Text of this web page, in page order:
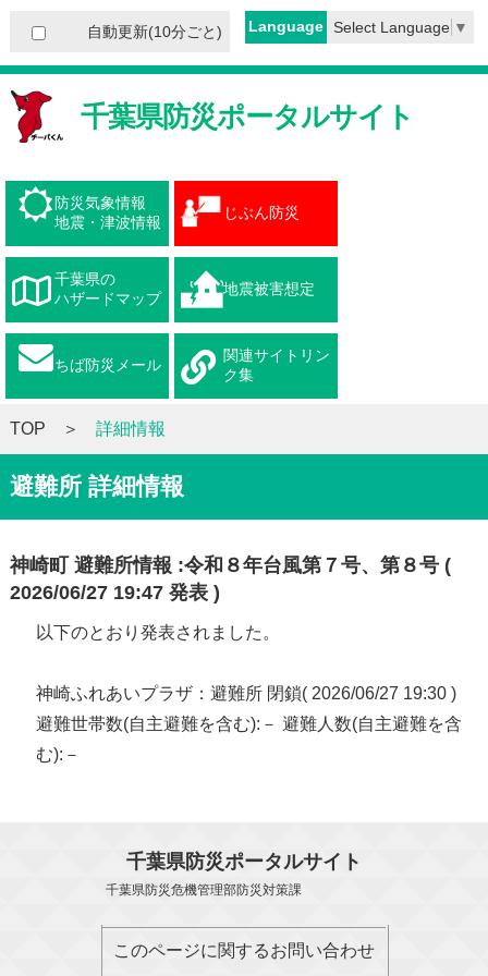
自動更新(10分ごと) Language Select Language ▼
千葉県防災ポータルサイト
防災気象情報
地震・津波情報
じぶん防災
千葉県の
ハザードマップ
地震被害想定
ちば防災メール
関連サイトリン
ク集
TOP 詳細情報
避難所 詳細情報
神崎町 避難所情報 :令和８年台風第７号、第８号 (
2026/06/27 19:47 発表 )
以下のとおり発表されました。
神崎ふれあいプラザ：避難所 閉鎖( 2026/06/27 19:30 )
避難世帯数(自主避難を含む):－ 避難人数(自主避難を含
む):－
千葉県防災ポータルサイト
千葉県防災危機管理部防災対策課
このページに関するお問い合わせ